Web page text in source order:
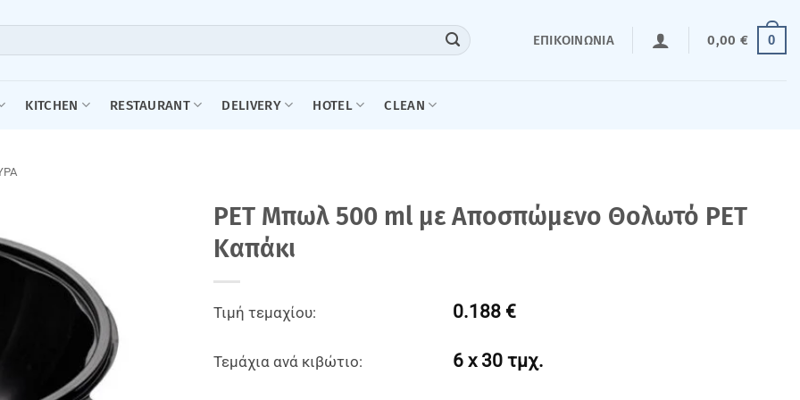
ΕΠΙΚΟΙΝΩΝΊΑ 0,00 € 0
KITCHEN RESTAURANT DELIVERY HOTEL CLEAN
PET Mπωλ 500 ml με Αποσπώμενο Θολωτό PET
Kαπάκι
Τιμή τεμαχίου: 0.188 €
Τεμάχια ανά κιβώτιο: 6 x 30 τμχ.